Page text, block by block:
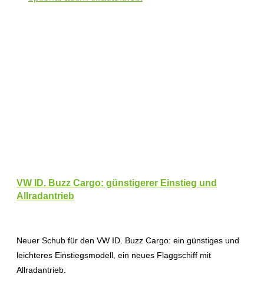
VW ID. Buzz Cargo: günstigerer Einstieg und
Allradantrieb
Neuer Schub für den VW ID. Buzz Cargo: ein günstiges und
leichteres Einstiegsmodell, ein neues Flaggschiff mit
Allradantrieb.